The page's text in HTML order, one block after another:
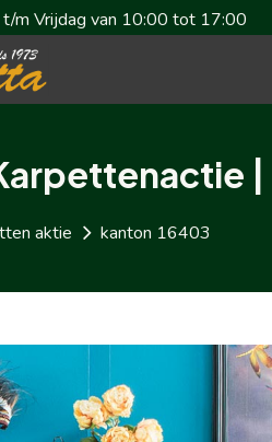
m Vrijdag van 10:00 tot 17:00
aktie kanton 16403